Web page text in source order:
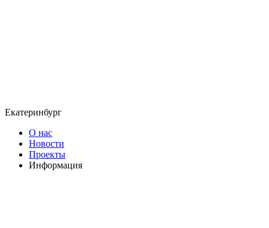
Екатеринбург
О нас
Новости
Проекты
Информация